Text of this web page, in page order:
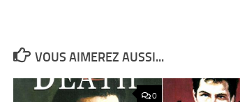
VOUS AIMEREZ AUSSI...
0